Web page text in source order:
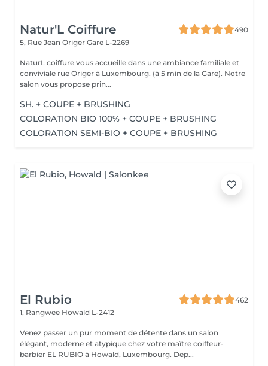
Natur'L Coiffure
490
5, Rue Jean Origer Gare L-2269
NaturL coiffure vous accueille dans une ambiance familiale et
conviviale rue Origer à Luxembourg. (à 5 min de la Gare). Notre
salon vous propose prin...
SH. + COUPE + BRUSHING
COLORATION BIO 100% + COUPE + BRUSHING
COLORATION SEMI-BIO + COUPE + BRUSHING
El Rubio
462
1, Rangwee Howald L-2412
Venez passer un pur moment de détente dans un salon
élégant, moderne et atypique chez votre maître coiffeur-
barbier EL RUBIO à Howald, Luxembourg. Dep...